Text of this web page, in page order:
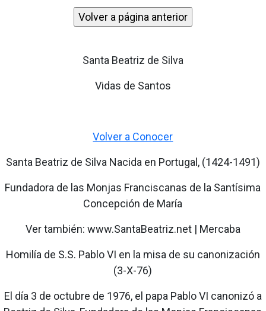
Santa Beatriz de Silva
Vidas de Santos
Volver a Conocer
Santa Beatriz de Silva Nacida en Portugal, (1424-1491)
Fundadora de las Monjas Franciscanas de la Santísima
Concepción de María
Ver también: www.SantaBeatriz.net | Mercaba
Homilía de S.S. Pablo VI en la misa de su canonización
(3-X-76)
El día 3 de octubre de 1976, el papa Pablo VI canonizó a